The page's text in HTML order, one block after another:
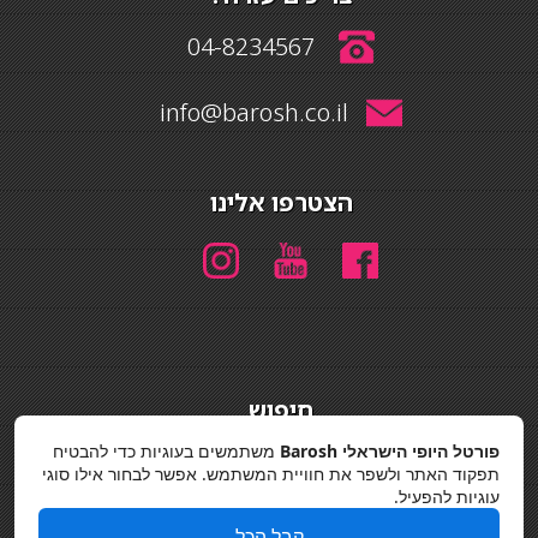
04-8234567
info@barosh.co.il
הצטרפו אלינו
חיפוש
מדיניות פרטיות
פורטל היופי הישראלי Barosh
משתמשים בעוגיות כדי להבטיח
תפקוד האתר ולשפר את חוויית המשתמש. אפשר לבחור אילו סוגי
עוגיות להפעיל.